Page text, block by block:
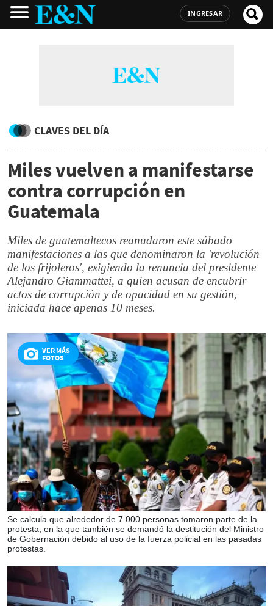
INGRESAR
CLAVES DEL DÍA
Miles vuelven a manifestarse
contra corrupción en
Guatemala
Miles de guatemaltecos reanudaron este sábado
manifestaciones a las que denominaron la 'revolución
de los frijoleros', exigiendo la renuncia del presidente
Alejandro Giammattei, a quien acusan de encubrir
actos de corrupción y de opacidad en su gestión,
iniciada hace apenas 10 meses.
VER MÁS
FOTOS
Se calcula que alrededor de 7.000 personas tomaron parte de la
protesta, en la que también se demandó la destitución del Ministro
de Gobernación debido al uso de la fuerza policial en las pasadas
protestas.